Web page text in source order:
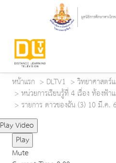
หน้าแรก DLTV1
วิทยาศาสตร์
หน่วยการเรียนรู้ที่ 4 เรื่อง ท้องฟ้
รายการ ดาวของฉัน (3) 10 มี.ค
Play Video
Play
Mute